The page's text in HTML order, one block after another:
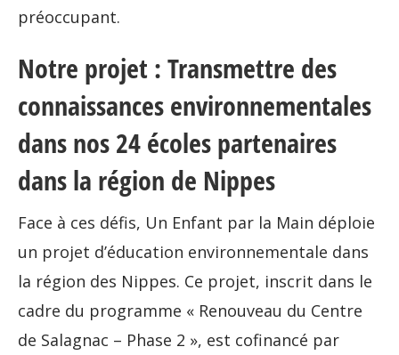
préoccupant.
Notre projet : Transmettre des
connaissances environnementales
dans nos 24 écoles partenaires
dans la région de Nippes
Face à ces défis, Un Enfant par la Main déploie
un projet d’éducation environnementale dans
la région des Nippes. Ce projet, inscrit dans le
cadre du programme « Renouveau du Centre
de Salagnac – Phase 2 », est cofinancé par